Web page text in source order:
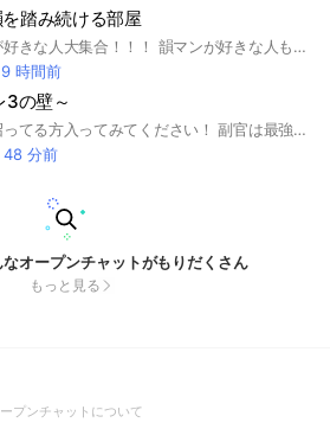
踏み続ける部屋
語感踏みの韻が好きな人大集合！！！ 韻マンが好きな人も大歓迎です！！！ レベルの高い韻を踏み合う部屋です😊 ※韻を踏んで欲しい単語を言ったら勝手に誰かが繋げてくれるので是非とも入ってみて下さい ※造語禁止！存在する単語だけで踏んでください！ ※見る専OK👍 #韻 #韻マン #ミメイ #バチスタ #R指定 #晋平太 #FORK #Authority #ラップ #rap #語感踏み #ヒップホップ #HIPHOP #レゲエ #Reggae #ライム #rhyme #ライミング #rhyming #サイファー #韻踏み #押韻 #MCバトル #ネトラ #ネットライム #ネットラップ #文面ラップ
9 時間前
3の壁～
ガチバトルで沼ってる方入ってみてください！ 副官は最強なのでキャリーしてもらえます！色んなランク帯の人が仲良くやってるので参加してみてください！ 誰でも気軽に発言してくださいね😊 #ブロスタ #ブロスタガチバトル #ブロスタ募集#ブロスタクラブ
48 分前
オープンチャットがもりだくさん
もっと見る
プンチャットについて